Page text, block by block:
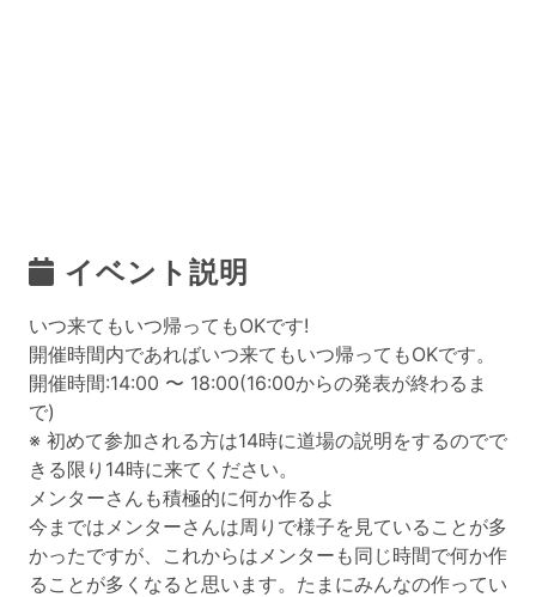
イベント説明
いつ来てもいつ帰ってもOKです!
開催時間内であればいつ来てもいつ帰ってもOKです。
開催時間:14:00 〜 18:00(16:00からの発表が終わるま
で)
※ 初めて参加される方は14時に道場の説明をするのでで
きる限り14時に来てください。
メンターさんも積極的に何か作るよ
今まではメンターさんは周りで様子を見ていることが多
かったですが、これからはメンターも同じ時間で何か作
ることが多くなると思います。たまにみんなの作ってい